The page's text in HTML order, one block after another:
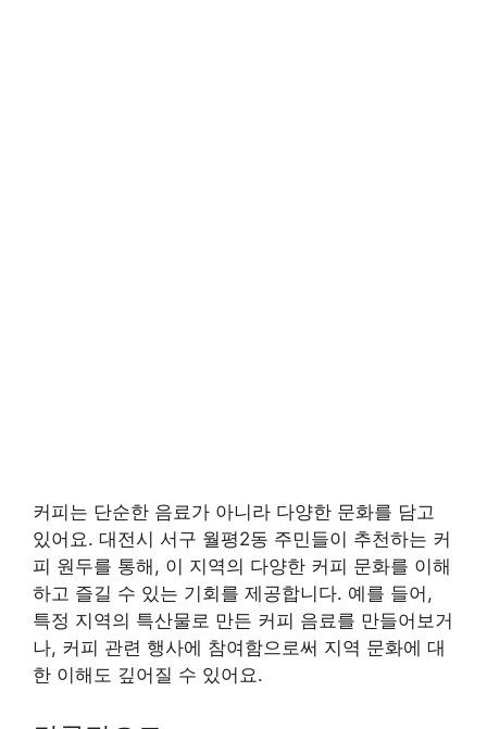
커피는 단순한 음료가 아니라 다양한 문화를 담고
있어요. 대전시 서구 월평2동 주민들이 추천하는 커
피 원두를 통해, 이 지역의 다양한 커피 문화를 이해
하고 즐길 수 있는 기회를 제공합니다. 예를 들어,
특정 지역의 특산물로 만든 커피 음료를 만들어보거
나, 커피 관련 행사에 참여함으로써 지역 문화에 대
한 이해도 깊어질 수 있어요.